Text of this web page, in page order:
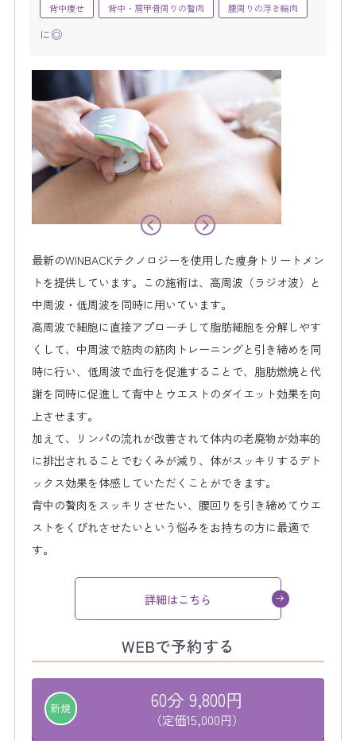
背中痩せ 背中・肩甲骨周りの贅肉 腰周りの浮き輪肉
に◎
最新のWINBACKテクノロジーを使用した痩身トリートメン
トを提供しています。この施術は、高周波（ラジオ波）と
中周波・低周波を同時に用いています。
高周波で細胞に直接アプローチして脂肪細胞を分解しやす
くして、中周波で筋肉の筋肉トレーニングと引き締めを同
時に行い、低周波で血行を促進することで、脂肪燃焼と代
謝を同時に促進して背中とウエストのダイエット効果を向
上させます。
加えて、リンパの流れが改善されて体内の老廃物が効率的
に排出されることでむくみが減り、体がスッキリするデト
ックス効果を体感していただくことができます。
背中の贅肉をスッキリさせたい、腰回りを引き締めてウエ
ストをくびれさせたいという悩みをお持ちの方に最適で
す。
詳細はこちら
WEBで予約する
新規 60分 9,800円
（定価15,000円）